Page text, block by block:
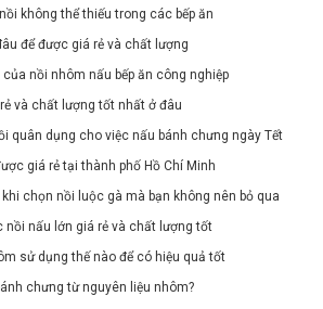
không thể thiếu trong các bếp ăn
để được giá rẻ và chất lượng
nồi nhôm nấu bếp ăn công nghiệp
và chất lượng tốt nhất ở đâu
quân dụng cho việc nấu bánh chưng ngày Tết
giá rẻ tại thành phố Hồ Chí Minh
chọn nồi luộc gà mà bạn không nên bỏ qua
nồi nấu lớn giá rẻ và chất lượng tốt
sử dụng thế nào để có hiệu quả tốt
chưng từ nguyên liệu nhôm?